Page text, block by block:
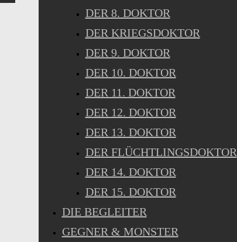
DER 8. DOKTOR
DER KRIEGSDOKTOR
DER 9. DOKTOR
DER 10. DOKTOR
DER 11. DOKTOR
DER 12. DOKTOR
DER 13. DOKTOR
DER FLÜCHTLINGSDOKTOR
DER 14. DOKTOR
DER 15. DOKTOR
DIE BEGLEITER
GEGNER & MONSTER